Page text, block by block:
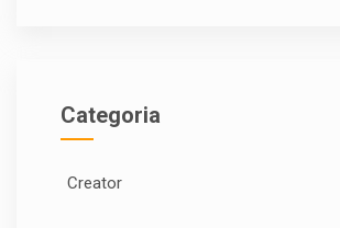
Categoria
Creator